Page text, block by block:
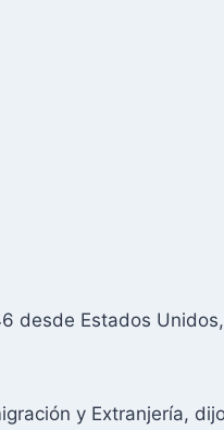
desde Estados
y Extranjería,